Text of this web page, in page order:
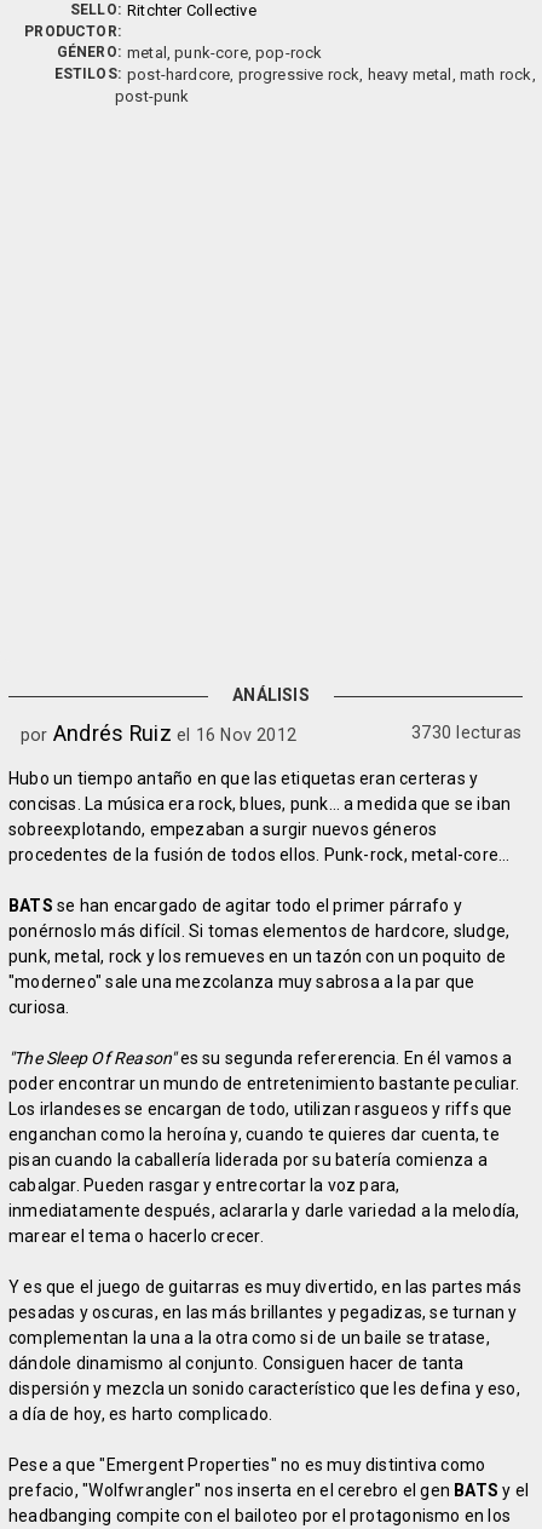
SELLO: Ritchter Collective
PRODUCTOR:
GÉNERO: metal, punk-core, pop-rock
ESTILOS: post-hardcore, progressive rock, heavy metal, math rock,
post-punk
ANÁLISIS
por Andrés Ruiz el 16 Nov 2012 3730 lecturas
Hubo un tiempo antaño en que las etiquetas eran certeras y
concisas. La música era rock, blues, punk… a medida que se iban
sobreexplotando, empezaban a surgir nuevos géneros
procedentes de la fusión de todos ellos. Punk-rock, metal-core…
BATS se han encargado de agitar todo el primer párrafo y
ponérnoslo más difícil. Si tomas elementos de hardcore, sludge,
punk, metal, rock y los remueves en un tazón con un poquito de
"moderneo" sale una mezcolanza muy sabrosa a la par que
curiosa.
"The Sleep Of Reason"es su segunda refererencia. En él vamos a
poder encontrar un mundo de entretenimiento bastante peculiar.
Los irlandeses se encargan de todo, utilizan rasgueos y riffs que
enganchan como la heroína y, cuando te quieres dar cuenta, te
pisan cuando la caballería liderada por su batería comienza a
cabalgar. Pueden rasgar y entrecortar la voz para,
inmediatamente después, aclararla y darle variedad a la melodía,
marear el tema o hacerlo crecer.
Y es que el juego de guitarras es muy divertido, en las partes más
pesadas y oscuras, en las más brillantes y pegadizas, se turnan y
complementan la una a la otra como si de un baile se tratase,
dándole dinamismo al conjunto. Consiguen hacer de tanta
dispersión y mezcla un sonido característico que les defina y eso,
a día de hoy, es harto complicado.
Pese a que "Emergent Properties" no es muy distintiva como
prefacio, "Wolfwrangler" nos inserta en el cerebro el gen BATS y el
headbanging compite con el bailoteo por el protagonismo en los